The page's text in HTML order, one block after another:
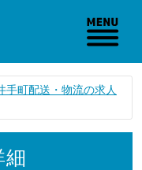
手町配送・物流の求人